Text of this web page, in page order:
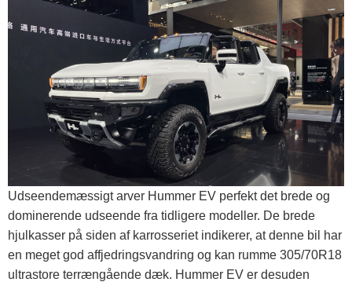
Udseendemæssigt arver Hummer EV perfekt det brede og
dominerende udseende fra tidligere modeller. De brede
hjulkasser på siden af ​​karrosseriet indikerer, at denne bil har
en meget god affjedringsvandring og kan rumme 305/70R18
ultrastore terrængående dæk. Hummer EV er desuden